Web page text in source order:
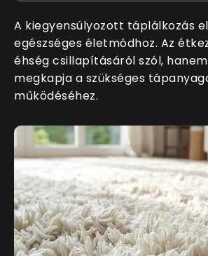
A kiegyensúlyozott táplálkozás
egészséges életmódhoz. Az
éhség csillapításáról szól,
megkapja a szükséges
működéséhez.